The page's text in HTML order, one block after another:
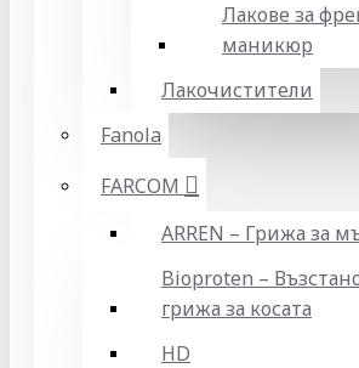
Лакове за
маникюр
Лакочистители
Fanola
FARCOM
ARREN – Грижа за
Bioproten –
грижа за косата
HD